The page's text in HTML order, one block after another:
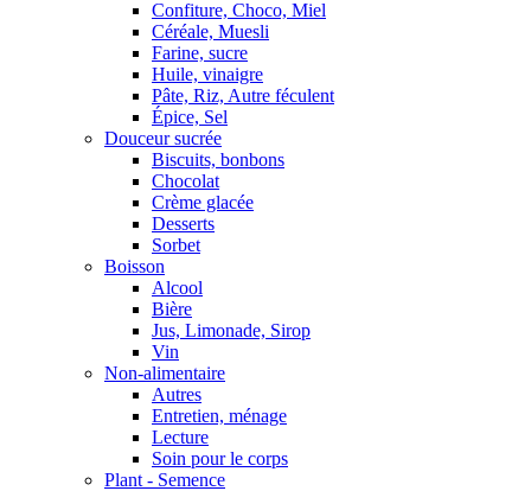
Confiture, Choco, Miel
Céréale, Muesli
Farine, sucre
Huile, vinaigre
Pâte, Riz, Autre féculent
Épice, Sel
Douceur sucrée
Biscuits, bonbons
Chocolat
Crème glacée
Desserts
Sorbet
Boisson
Alcool
Bière
Jus, Limonade, Sirop
Vin
Non-alimentaire
Autres
Entretien, ménage
Lecture
Soin pour le corps
Plant - Semence